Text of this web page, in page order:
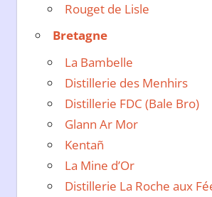
Rouget de Lisle
Bretagne
La Bambelle
Distillerie des Menhirs
Distillerie FDC (Bale Bro)
Glann Ar Mor
Kentañ
La Mine d’Or
Distillerie La Roche aux